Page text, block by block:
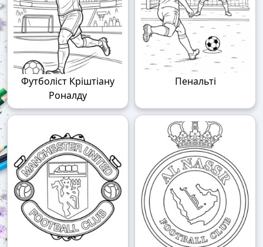
Футболіст Кріштіану
Роналду
Пенальті